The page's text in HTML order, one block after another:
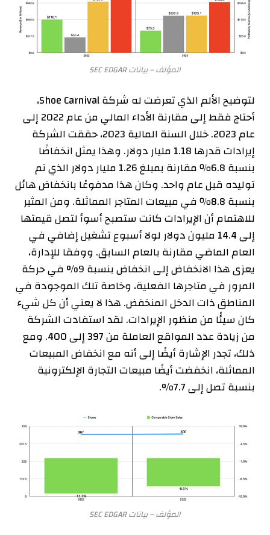
المؤلف – بيانات SEC EDGAR
لتوضيح الألم الذي تعرضت له شركة Shoe Carnival،
أحتاج فقط إلى مقارنة الأداء المالي من عام 2022 إلى
عام 2023. خلال السنة المالية 2023، حققت الشركة
إيرادات قدرها 1.18 مليار دولار. وهذا يمثل انخفاضًا
بنسبة 6.8٪ مقارنة بمبلغ 1.26 مليار دولار الذي تم
توليده قبل عام واحد. وكان هذا مدفوعًا بانخفاض هائل
بنسبة 8.8٪ في مبيعات المتاجر المماثلة. ومن المثير
للاهتمام أن الإيرادات كانت ستصبح أسوأ لتصل قيمتها
إلى 14.4 مليون دولار لولا أسبوع تشغيل إضافي في
العام الماضي مقارنة بالعام السابق. ووفقا للإدارة،
يعزى هذا الانخفاض إلى انخفاض بنسبة 9% في حركة
المرور في متاجرها الفعلية، وخاصة تلك الموجودة في
المناطق ذات الدخل المنخفض. هذا لا يعني أن كل شيء
كان سيئًا من منظور الإيرادات. لقد استفادت الشركة
من زيادة عدد المواقع العاملة من 397 إلى 400. ومع
ذلك، تجدر الإشارة أيضًا إلى أنه مع انخفاض المبيعات
المماثلة، انخفضت أيضًا مبيعات التجارة الإلكترونية
بنسبة تصل إلى 7.7%.
المؤلف – بيانات SEC EDGAR